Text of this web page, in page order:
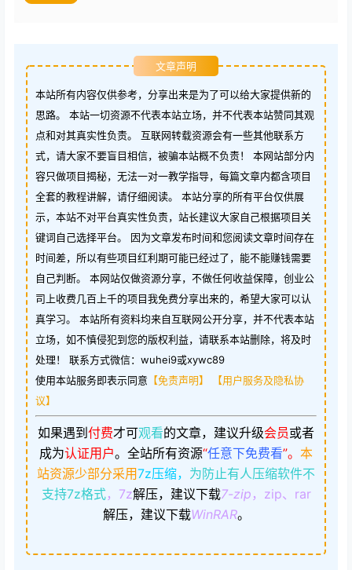
文章声明
本站所有内容仅供参考，分享出来是为了可以给大家提供新的
思路。 本站一切资源不代表本站立场，并不代表本站赞同其观
点和对其真实性负责。 互联网转载资源会有一些其他联系方
式，请大家不要盲目相信，被骗本站概不负责！ 本网站部分内
容只做项目揭秘，无法一对一教学指导，每篇文章内都含项目
全套的教程讲解，请仔细阅读。 本站分享的所有平台仅供展
示，本站不对平台真实性负责，站长建议大家自己根据项目关
键词自己选择平台。 因为文章发布时间和您阅读文章时间存在
时间差，所以有些项目红利期可能已经过了，能不能赚钱需要
自己判断。 本网站仅做资源分享，不做任何收益保障，创业公
司上收费几百上千的项目我免费分享出来的，希望大家可以认
真学习。 本站所有资料均来自互联网公开分享，并不代表本站
立场，如不慎侵犯到您的版权利益，请联系本站删除，将及时
处理！ 联系方式微信：wuhei9或xywc89
使用本站服务即表示同意 【免责声明】
【用户服务及隐私协
议】
如果遇到付费才可观看的文章，建议升级会员或者
成为认证用户。 全站所有资源“任意下免费看”。 本
站资源少部分采用7z压缩， 为防止有人压缩软件不
支持7z格式，7z解压，建议下载7-zip ，zip、rar
解压，建议下载WinRAR。